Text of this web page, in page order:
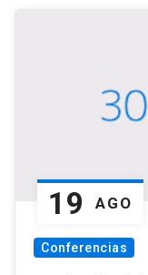
19 AGO
Conferencias